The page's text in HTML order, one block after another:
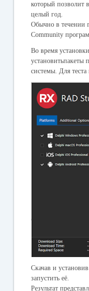
который позволит
целый год.
Обычно в течении
Community
Во время
установитьпакеты
системы. Для
Скачав и
запустить её.
Результат